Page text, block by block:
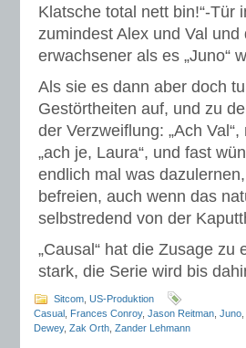
Klatsche total nett bin!“-Tür
zumindest Alex und Val und
erwachsener als es „Juno“
Als sie es dann aber doch
Gestörtheiten auf, und zu
der Verzweiflung: „Ach
„ach je, Laura“, und fast
endlich mal was
befreien, auch wenn das
selbstredend von der
„Causal“ hat die Zusage
stark, die Serie wird bis
Sitcom US-Produktion
Casual Frances Conroy, Jason Reitman Juno
Dewey, Zak Orth Zander Lehmann